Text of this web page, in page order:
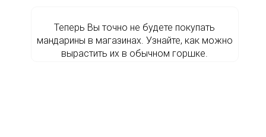
Теперь Вы точно не будете покупать
мандарины в магазинах. Узнайте, как можно
вырастить их в обычном горшке.